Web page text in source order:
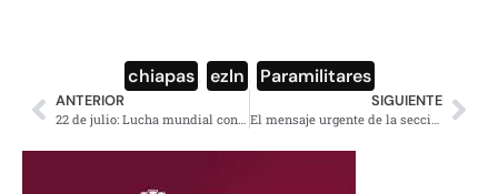
chiapas ezln Paramilitares
ANTERIOR
22 de julio: Lucha mundial contra la megaminería tóxica
SIGUIENTE
El mensaje urgente de la sección XXII del magisterio oaxaqueño